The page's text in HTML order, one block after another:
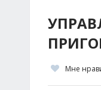
Мне